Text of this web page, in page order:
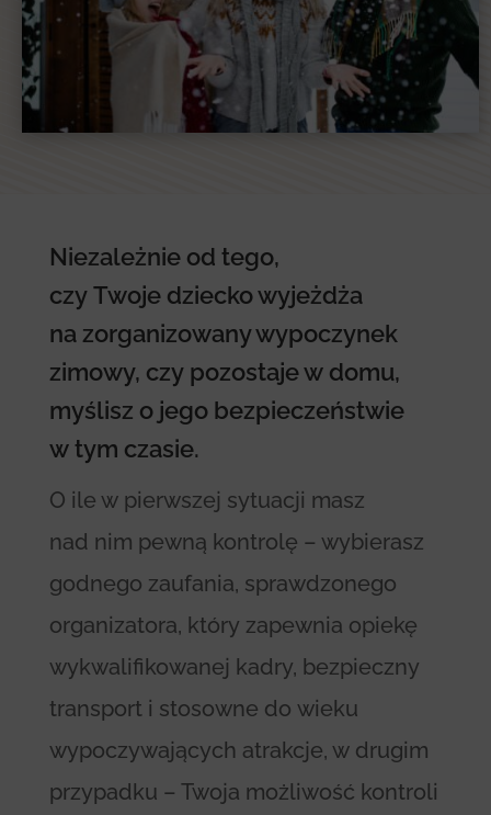
Niezależnie od tego,
czy Twoje dziecko wyjeżdża
na zorganizowany wypoczynek
zimowy, czy pozostaje w domu,
myślisz o jego bezpieczeństwie
w tym czasie.
O ile w pierwszej sytuacji masz
nad nim pewną kontrolę – wybierasz
godnego zaufania, sprawdzonego
organizatora, który zapewnia opiekę
wykwalifikowanej kadry, bezpieczny
transport i stosowne do wieku
wypoczywających atrakcje, w drugim
przypadku – Twoja możliwość kontroli